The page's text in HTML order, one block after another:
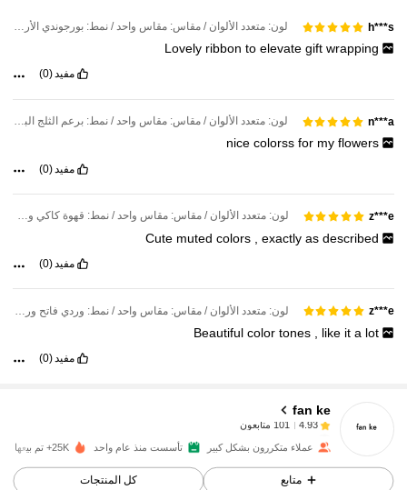
h***s لون: متعدد الألوان / مقاس: مقاس واحد / نمط: بورجوندي الأرز الأحمر
Lovely ribbontoelevategiftwrapping
مفيد(0)
n***a لون: متعدد الألوان / مقاس: مقاس واحد / نمط: برعم الثلج البيج الوردي الفاتح
nicecolorssfor myflowers
مفيد (0)
z***e لون: متعدد الألوان / مقاس: مقاس واحد / نمط: قهوة كاكي وردي فاتح
Cute mutedcolors ,exactlyasdescribed
مفيد (0)
z***e
Beautifulcolortones like ita lot
مفيد (0)
fan ke
4.93
101 متابعون
l***lتم دفعمنذ 1 يوم
4.93 101 متابعون
عملاء متكررون بشكل كبير تأسست منذ عام واحد 25K+ تم بيعها مؤخرًا
متابع كل المنتجات